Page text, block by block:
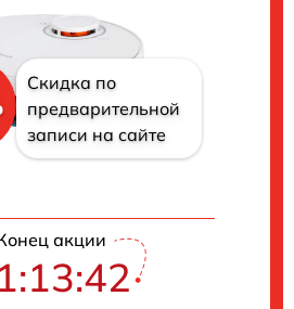
Скидка по
предварительной
записи на сайте
акции